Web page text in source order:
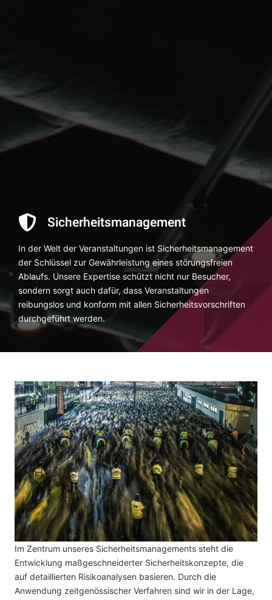
Sicherheitsmanagement
In der Welt der Veranstaltungen ist Sicherheitsmanagement
der Schlüssel zur Gewährleistung eines störungsfreien
Ablaufs. Unsere Expertise schützt nicht nur Besucher,
sondern sorgt auch dafür, dass Veranstaltungen
reibungslos und konform mit allen Sicherheitsvorschriften
durchgeführt werden.
Im Zentrum unseres Sicherheitsmanagements steht die
Entwicklung maßgeschneiderter Sicherheitskonzepte, die
auf detaillierten Risikoanalysen basieren. Durch die
Anwendung zeitgenössischer Verfahren sind wir in der Lage,